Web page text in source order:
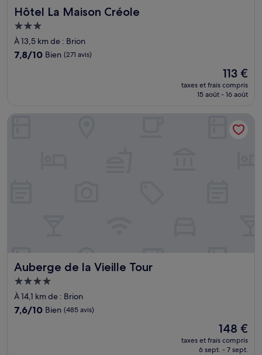
Hôtel La Maison Créole
Hôtel La Maison Créole
Hébergement
3.0 étoiles
À 13,5 km de : Brion
7.8
7,8/10 Bien (271 avis)
Le
nouveau
prix
113 €
113 €
taxes et frais compris
15 août - 16 août
Auberge de la Vieille Tour
Auberge de la Vieille Tour
Hébergement
4.0 étoiles
À 14,1 km de : Brion
7.6
7,6/10 Bien (485 avis)
Le
nouveau
prix
148 €
taxes et frais compris
6 sept. - 7 sept.
Auberge de la Vieille Tour